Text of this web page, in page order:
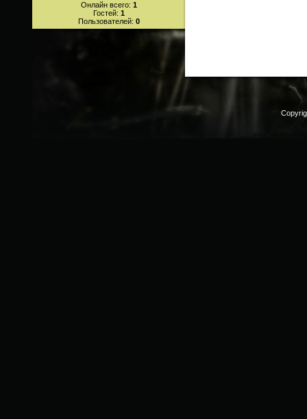
Онлайн всего: 1
Гостей: 1
Пользователей: 0